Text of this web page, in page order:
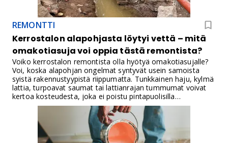
REMONTTI
Kerrostalon alapohjasta löytyi vettä – mitä
omakotiasuja voi oppia tästä remontista?
Voiko kerrostalon remontista olla hyötyä omakotiasujalle?
Voi, koska alapohjan ongelmat syntyvät usein samoista
syistä rakennustyypistä riippumatta. Tunkkainen haju, kylmä
lattia, turpoavat saumat tai lattianrajan tummumat voivat
kertoa kosteudesta, joka ei poistu pintapuolisilla
korjauksilla, jos varsinainen syy jää rakenteisiin.